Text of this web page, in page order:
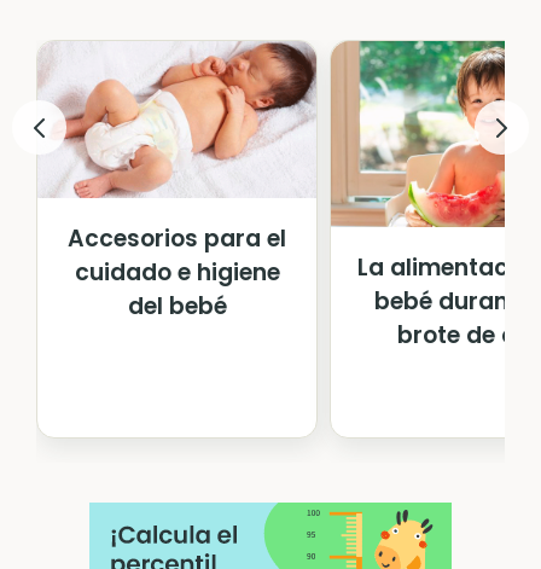
Accesorios para el
cuidado e higiene
del bebé
La
bebé durante
brote de